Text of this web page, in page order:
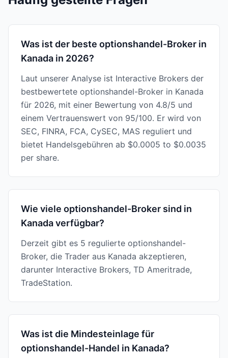
Was ist der beste optionshandel-Broker in
Kanada in 2026?
Laut unserer Analyse ist Interactive Brokers der
bestbewertete optionshandel-Broker in Kanada
für 2026, mit einer Bewertung von 4.8/5 und
einem Vertrauenswert von 95/100. Er wird von
SEC, FINRA, FCA, CySEC, MAS reguliert und
bietet Handelsgebühren ab $0.0005 to $0.0035
per share.
Wie viele optionshandel-Broker sind in
Kanada verfügbar?
Derzeit gibt es 5 regulierte optionshandel-
Broker, die Trader aus Kanada akzeptieren,
darunter Interactive Brokers, TD Ameritrade,
TradeStation.
Was ist die Mindesteinlage für
optionshandel-Handel in Kanada?